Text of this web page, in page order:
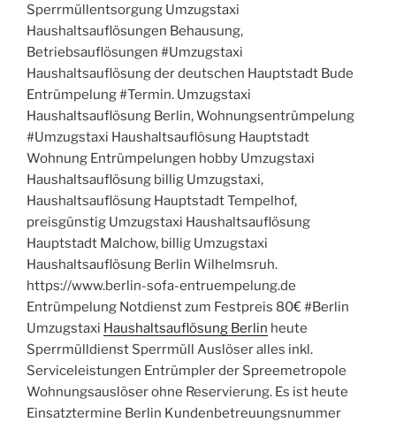
Sperrmüllentsorgung Umzugstaxi
Haushaltsauflösungen Behausung,
Betriebsauflösungen #Umzugstaxi
Haushaltsauflösung der deutschen Hauptstadt Bude
Entrümpelung #Termin. Umzugstaxi
Haushaltsauflösung Berlin, Wohnungsentrümpelung
#Umzugstaxi Haushaltsauflösung Hauptstadt
Wohnung Entrümpelungen hobby Umzugstaxi
Haushaltsauflösung billig Umzugstaxi,
Haushaltsauflösung Hauptstadt Tempelhof,
preisgünstig Umzugstaxi Haushaltsauflösung
Hauptstadt Malchow, billig Umzugstaxi
Haushaltsauflösung Berlin Wilhelmsruh.
https://www.berlin-sofa-entruempelung.de
Entrümpelung Notdienst zum Festpreis 80€ #Berlin
Umzugstaxi Haushaltsauflösung Berlin heute
Sperrmülldienst Sperrmüll Auslöser alles inkl.
Serviceleistungen Entrümpler der Spreemetropole
Wohnungsauslöser ohne Reservierung. Es ist heute
Einsatztermine Berlin Kundenbetreuungsnummer